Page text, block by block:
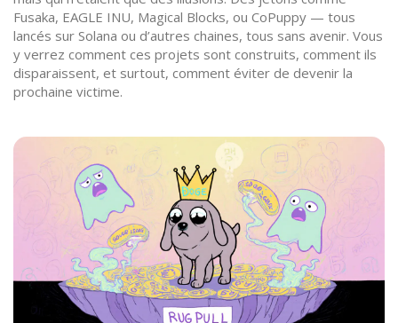
Fusaka, EAGLE INU, Magical Blocks, ou CoPuppy — tous
lancés sur Solana ou d’autres chaines, tous sans avenir. Vous
y verrez comment ces projets sont construits, comment ils
disparaissent, et surtout, comment éviter de devenir la
prochaine victime.